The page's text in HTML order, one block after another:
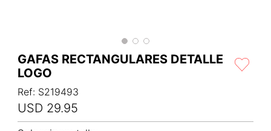
GAFAS RECTANGULARES DETALLE
LOGO
Ref: S219493
USD 29.95